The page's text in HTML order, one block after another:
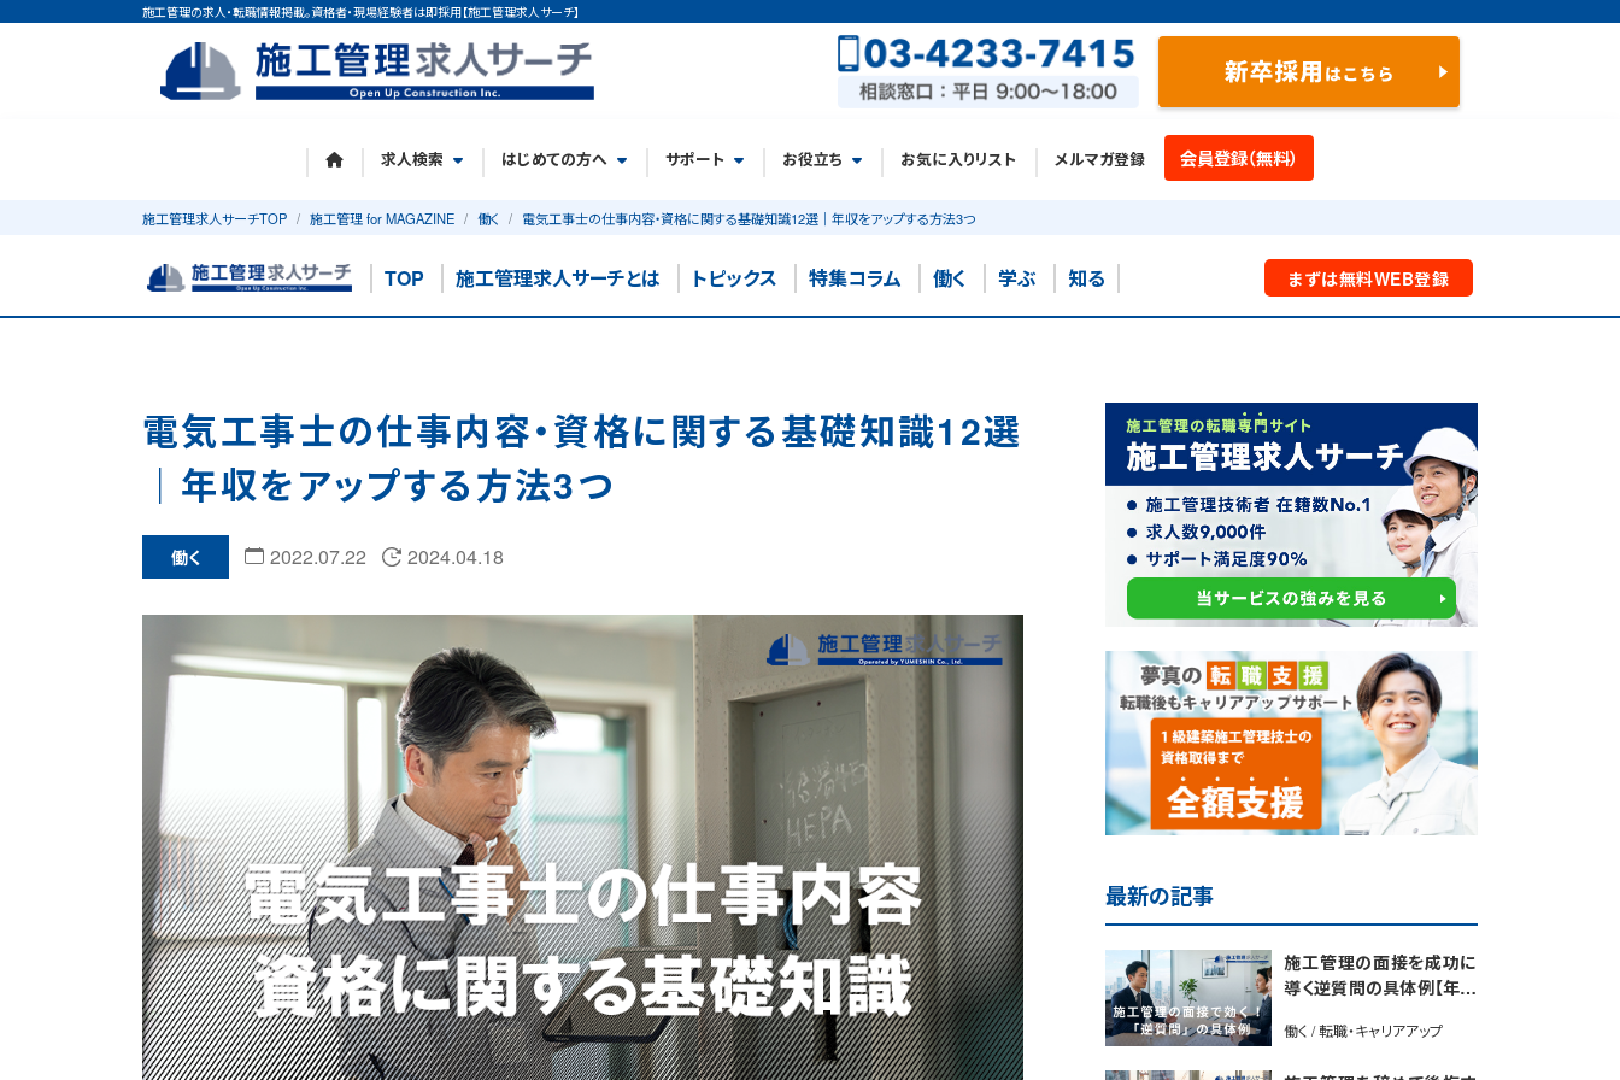
施工管理の求人・転職情報掲載。資格者・現場経験者は即採用【施工管理求人サーチ】
求人検索 はじめての方へ サポート お役立ち お気に入りリスト メルマガ登録 会員登録（無料）
施工管理求人サーチTOP 施工管理 for MAGAZINE 働く 電気工事士の仕事内容・資格に関する基礎知識12選｜年収をアップする方法3つ
TOP 施工管理求人サーチとは トピックス 特集コラム 働く 学ぶ 知る まずは無料WEB登録
電気工事士の仕事内容・資格に関する基礎知識12選
｜年収をアップする方法3つ
働く 2022.07.22 2024.04.18
最新の記事
施工管理の面接を成功に
導く逆質問の具体例【年間
採用するプロが解説】
働く / 転職・キャリアアップ